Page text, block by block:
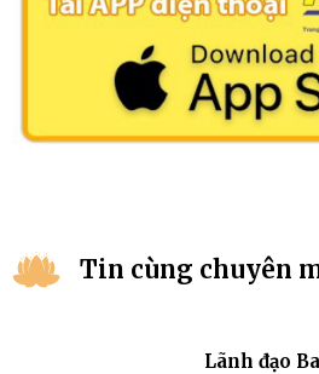
Tin cùng chuyên
Lãnh đạo